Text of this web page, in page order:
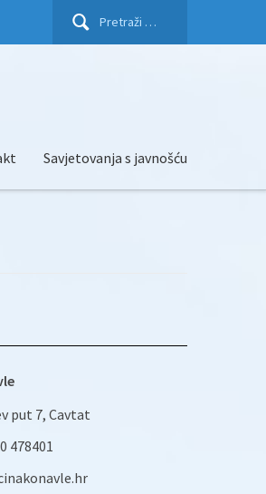
Pretraži:
Savjetovanja s javnošću
put 7, Cavtat
478401